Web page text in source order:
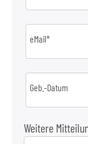
eMail*
Geb.-Datum
Weitere